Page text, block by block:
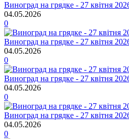
Виноград на грядке - 27 квітня
04.05.2026
0
Виноград на грядке - 27 квітня
04.05.2026
0
Виноград на грядке - 27 квітня
04.05.2026
0
Виноград на грядке - 27 квітня
04.05.2026
0